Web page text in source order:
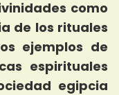
como
de los rituales
ejemplos de
espirituales
egipcia